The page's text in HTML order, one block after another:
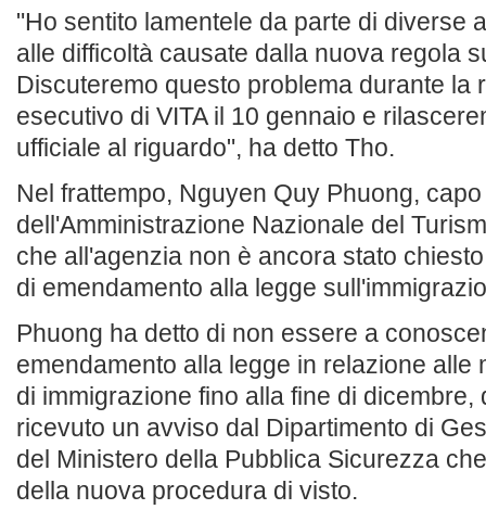
"Ho sentito lamentele da parte di diverse
alle difficoltà causate dalla nuova regola
Discuteremo questo problema durante la
esecutivo di VITA il 10 gennaio e
ufficiale al riguardo", ha detto Tho.
Nel frattempo, Nguyen Quy Phuong,
dell'Amministrazione Nazionale del
che all'agenzia non è ancora stato
di emendamento alla legge
Phuong ha detto di non essere a
emendamento alla legge in relazione alle
di immigrazione fino alla fine di dicembre,
ricevuto un avviso dal Dipartimento di
del Ministero della Pubblica Sicurezza
della nuova procedura di visto.